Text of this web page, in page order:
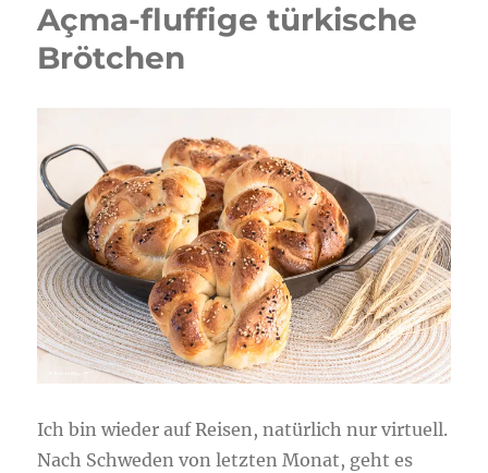
Açma-fluffige türkische
Brötchen
Ich bin wieder auf Reisen, natürlich nur virtuell.
Nach Schweden von letzten Monat, geht es